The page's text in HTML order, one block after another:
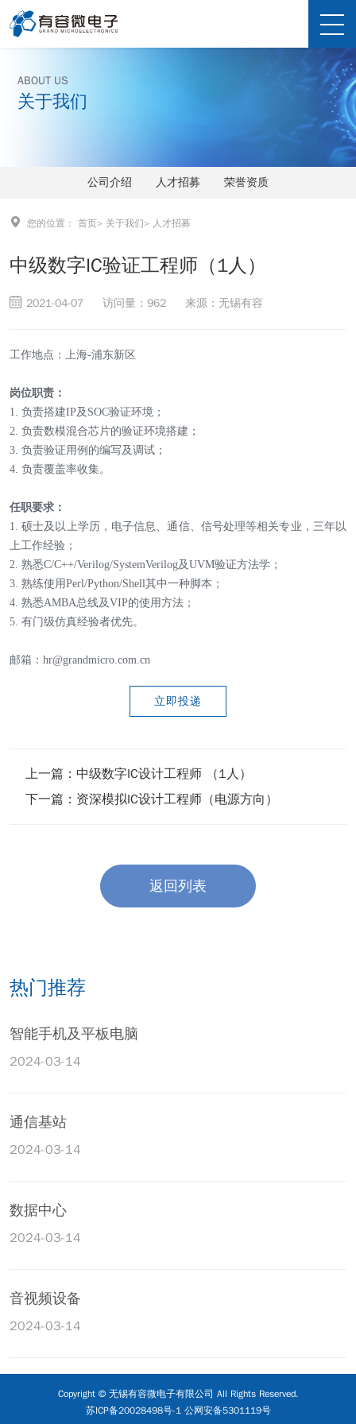
ABOUT US
关于我们
公司介绍 人才招募 荣誉资质
您的位置： 首页> 关于我们> 人才招募
中级数字IC验证工程师（1人）
2021-04-07 访问量：962 来源：无锡有容
工作地点：上海-浦东新区
岗位职责：
1. 负责搭建IP及SOC验证环境；
2. 负责数模混合芯片的验证环境搭建；
3. 负责验证用例的编写及调试；
4. 负责覆盖率收集。
任职要求：
1. 硕士及以上学历，电子信息、通信、信号处理等相关专业，三年以
上工作经验；
2. 熟悉C/C++/Verilog/SystemVerilog及UVM验证方法学；
3. 熟练使用Perl/Python/Shell其中一种脚本；
4. 熟悉AMBA总线及VIP的使用方法；
5. 有门级仿真经验者优先。
邮箱：hr@grandmicro.com.cn
立即投递
上一篇： 中级数字IC设计工程师 （1人）
下一篇： 资深模拟IC设计工程师（电源方向）
返回列表
热门推荐
智能手机及平板电脑
2024-03-14
通信基站
2024-03-14
数据中心
2024-03-14
音视频设备
2024-03-14
Copyright © 无锡有容微电子有限公司 All Rights Reserved.
苏ICP备20028498号-1 公网安备5301119号